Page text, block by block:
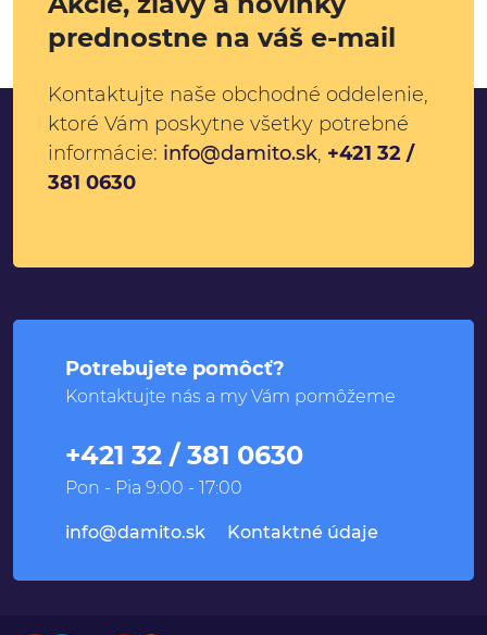
prednostne na váš e-mail
Kontaktujte naše obchodné oddelenie,
ktoré Vám poskytne všetky potrebné
informácie: info@damito.sk, +421 32 /
381 0630
Potrebujete pomôcť?
Kontaktujte nás a my Vám pomôžeme
+421 32 / 381 0630
Pon - Pia 9:00 - 17:00
info@damito.sk Kontaktné údaje